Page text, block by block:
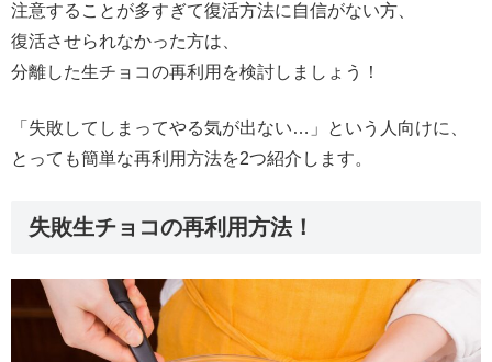
注意することが多すぎて復活方法に自信がない方、
復活させられなかった方は、
分離した生チョコの再利用を検討しましょう！
「失敗してしまってやる気が出ない…」という人向けに、
とっても簡単な再利用方法を2つ紹介します。
失敗生チョコの再利用方法！